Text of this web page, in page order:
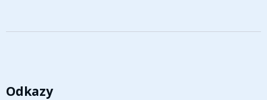
Odkazy